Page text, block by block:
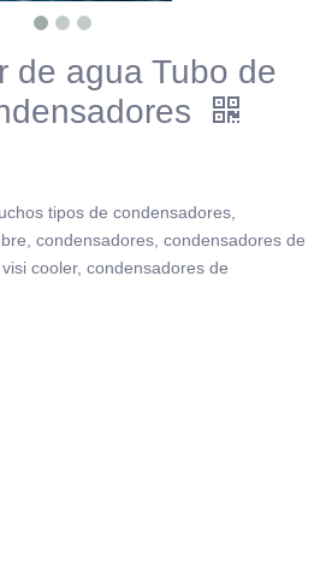
de agua Tubo de
tipos de condensadores,
condensadores, condensadores de
cooler, condensadores de